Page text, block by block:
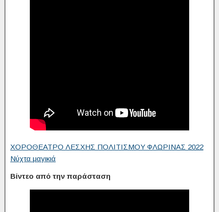
ΧΟΡΟΘΕΑΤΡΟ ΛΕΣΧΗΣ ΠΟΛΙΤΙΣΜΟΥ ΦΛΩΡΙΝΑΣ 2022
Νύχτα μαγικιά
Βίντεο από την παράσταση